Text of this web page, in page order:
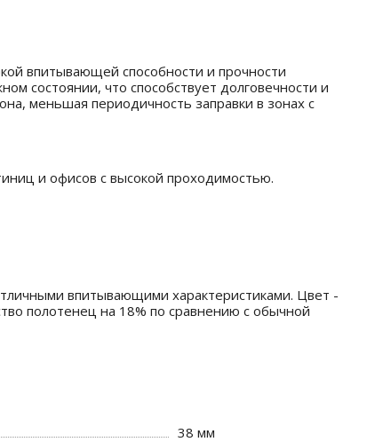
впитывающей способности и прочности
состоянии, что способствует долговечности и
меньшая периодичность заправки в зонах с
и офисов с высокой проходимостью.
впитывающими характеристиками. Цвет -
полотенец на 18% по сравнению с обычной
38 мм